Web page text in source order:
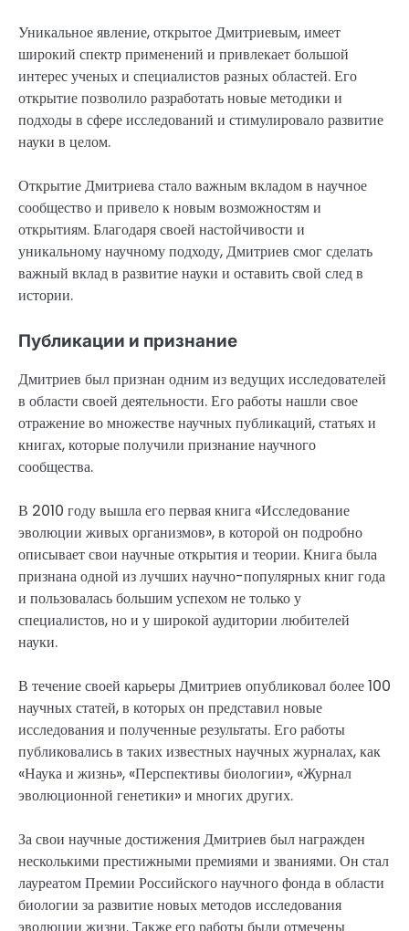
Уникальное явление, открытое Дмитриевым, имеет
широкий спектр применений и привлекает большой
интерес ученых и специалистов разных областей. Его
открытие позволило разработать новые методики и
подходы в сфере исследований и стимулировало развитие
науки в целом.
Открытие Дмитриева стало важным вкладом в научное
сообщество и привело к новым возможностям и
открытиям. Благодаря своей настойчивости и
уникальному научному подходу, Дмитриев смог сделать
важный вклад в развитие науки и оставить свой след в
истории.
Публикации и признание
Дмитриев был признан одним из ведущих исследователей
в области своей деятельности. Его работы нашли свое
отражение во множестве научных публикаций, статьях и
книгах, которые получили признание научного
сообщества.
В 2010 году вышла его первая книга «Исследование
эволюции живых организмов», в которой он подробно
описывает свои научные открытия и теории. Книга была
признана одной из лучших научно-популярных книг года
и пользовалась большим успехом не только у
специалистов, но и у широкой аудитории любителей
науки.
В течение своей карьеры Дмитриев опубликовал более 100
научных статей, в которых он представил новые
исследования и полученные результаты. Его работы
публиковались в таких известных научных журналах, как
«Наука и жизнь», «Перспективы биологии», «Журнал
эволюционной генетики» и многих других.
За свои научные достижения Дмитриев был награжден
несколькими престижными премиями и званиями. Он стал
лауреатом Премии Российского научного фонда в области
биологии за развитие новых методов исследования